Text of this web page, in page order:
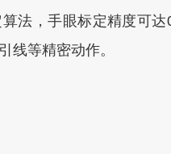
法，手眼标定精度可
线等精密动作。